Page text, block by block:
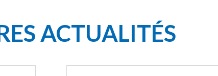
ACTUALITÉS